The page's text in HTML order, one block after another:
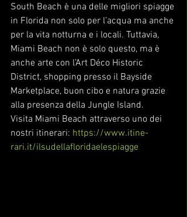
South Beach è una delle migliori spiagge
in Florida non solo per l’acqua ma anche
per la vita notturna e i locali. Tuttavia,
Miami Beach non è solo questo, ma è
anche arte con l’Art Déco Historic
District, shopping presso il Bayside
Marketplace, buon cibo e natura grazie
alla presenza della Jungle Island.
Visita Miami Beach attraverso uno dei
nostri itinerari: https://www.itine-
rari.it/ilsudellafloridaelespiagge